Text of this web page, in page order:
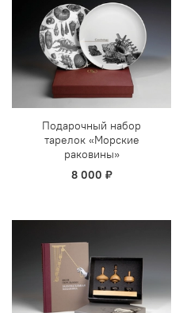
Подарочный набор
тарелок «Морские
раковины»
8 000 ₽